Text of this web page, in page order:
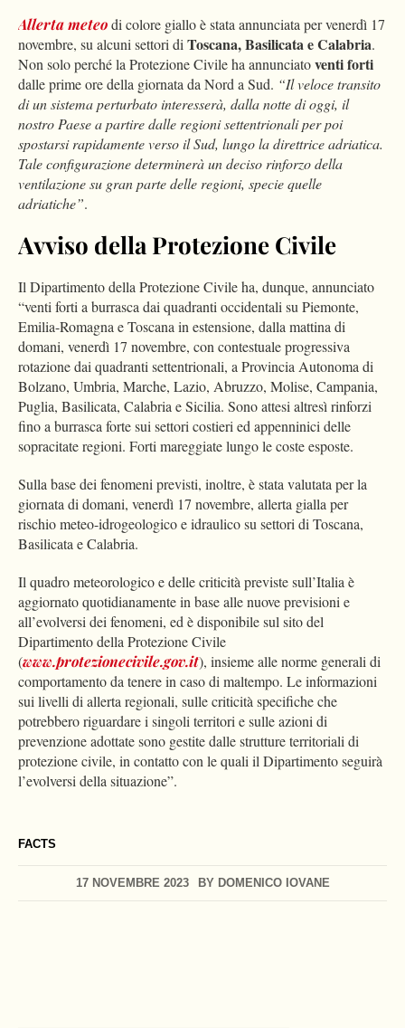
FACTS
17 NOVEMBRE 2023 BY DOMENICO IOVANE
Allerta meteodi colore giallo è stata annunciata per venerdì 17
novembre, su alcuni settori diToscana, Basilicata e Calabria.
Non solo perché la Protezione Civile ha annunciatoventi forti
dalle prime ore della giornata da Nord a Sud. “Il veloce transito
di un sistema perturbato interesserà, dalla notte di oggi, il
nostro Paese a partire dalle regioni settentrionali per poi
spostarsi rapidamente verso il Sud, lungo la direttrice adriatica.
Tale configurazione determinerà un deciso rinforzo della
ventilazione su gran parte delle regioni, specie quelle
adriatiche”.
Avviso della Protezione Civile
Il Dipartimento della Protezione Civile ha, dunque, annunciato
“venti forti a burrasca dai quadranti occidentali su Piemonte,
Emilia-Romagna e Toscana in estensione, dalla mattina di
domani, venerdì 17 novembre, con contestuale progressiva
rotazione dai quadranti settentrionali, a Provincia Autonoma di
Bolzano, Umbria, Marche, Lazio, Abruzzo, Molise, Campania,
Puglia, Basilicata, Calabria e Sicilia. Sono attesi altresì rinforzi
fino a burrasca forte sui settori costieri ed appenninici delle
sopracitate regioni. Forti mareggiate lungo le coste esposte.
Sulla base dei fenomeni previsti, inoltre, è stata valutata per la
giornata di domani, venerdì 17 novembre, allerta gialla per
rischio meteo-idrogeologico e idraulico su settori di Toscana,
Basilicata e Calabria.
Il quadro meteorologico e delle criticità previste sull’Italia è
aggiornato quotidianamente in base alle nuove previsioni e
all’evolversi dei fenomeni, ed è disponibile sul sito del
Dipartimento della Protezione Civile
(www.protezionecivile.gov.it), insieme alle norme generali di
comportamento da tenere in caso di maltempo. Le informazioni
sui livelli di allerta regionali, sulle criticità specifiche che
potrebbero riguardare i singoli territori e sulle azioni di
prevenzione adottate sono gestite dalle strutture territoriali di
protezione civile, in contatto con le quali il Dipartimento seguirà
l’evolversi della situazione”.